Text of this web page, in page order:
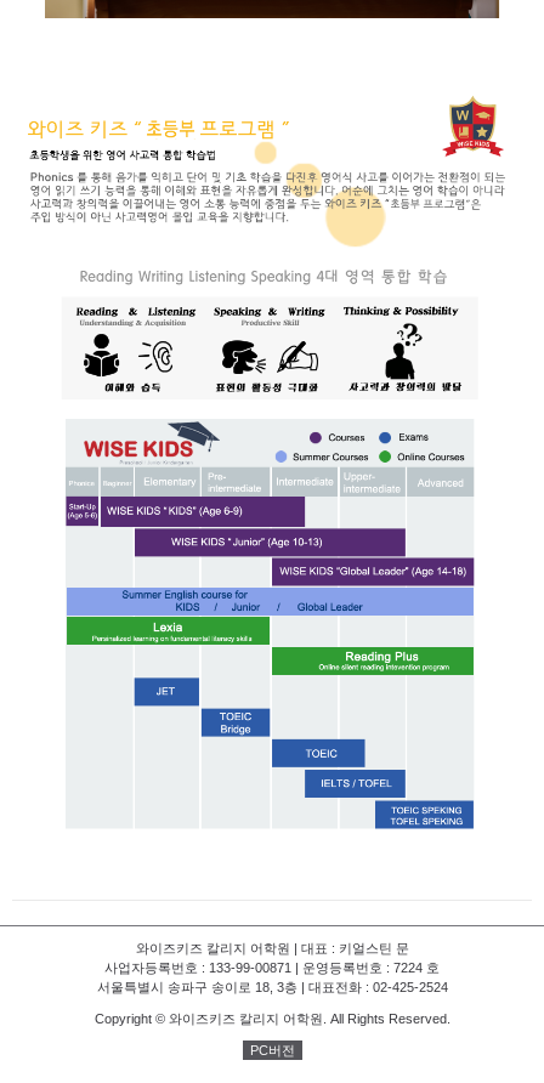
와이즈키즈 칼리지 어학원 | 대표 : 키얼스틴 문
사업자등록번호 : 133-99-00871 | 운영등록번호 : 7224 호
서울특별시 송파구 송이로 18, 3층 | 대표전화 : 02-425-2524
Copyright © 와이즈키즈 칼리지 어학원. All Rights Reserved.
PC버전